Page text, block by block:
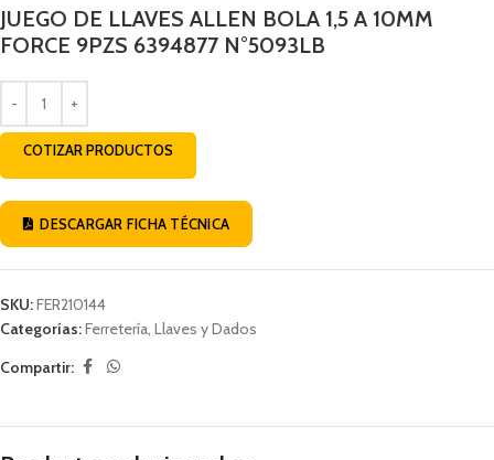
JUEGO DE LLAVES ALLEN BOLA 1,5 A 10MM
FORCE 9PZS 6394877 N°5093LB
COTIZAR PRODUCTOS
DESCARGAR FICHA TÉCNICA
SKU:FER210144
Categorías:Ferretería, Llaves y Dados
Compartir: